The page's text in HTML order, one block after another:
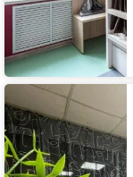
Хостел
Радуга